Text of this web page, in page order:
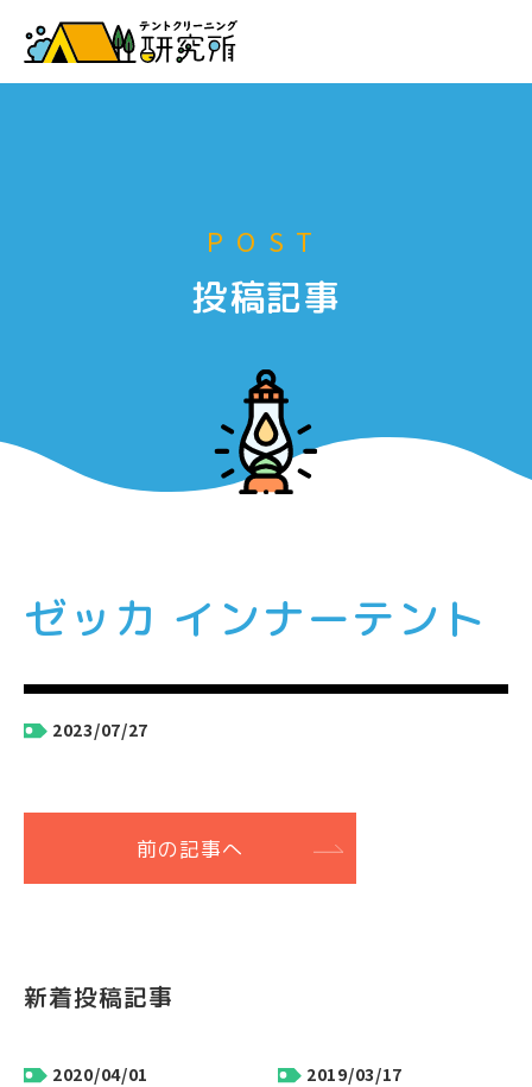
お申し込み
POST
投稿記事
ゼッカ インナーテント
2023/07/27
前の記事へ
新着投稿記事
2020/04/01 2019/03/17